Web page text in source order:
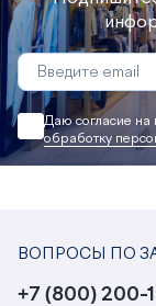
Даю согласие на
обработку
ВОПРОСЫ ПО
+7 (800) 200-